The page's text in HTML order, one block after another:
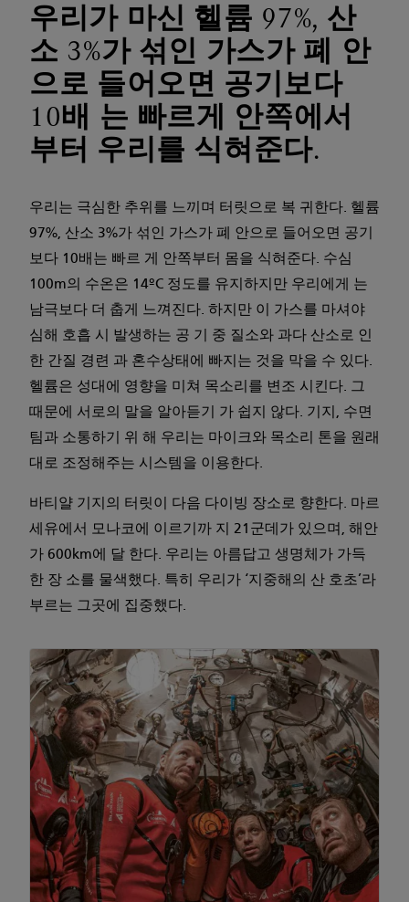
우리가 마신 헬륨 97%, 산
소 3%가 섞인 가스가 폐 안
으로 들어오면 공기보다
10배 는 빠르게 안쪽에서
부터 우리를 식혀준다.
우리는 극심한 추위를 느끼며 터릿으로 복 귀한다. 헬륨
97%, 산소 3%가 섞인 가스가 폐 안으로 들어오면 공기
보다 10배는 빠르 게 안쪽부터 몸을 식혀준다. 수심
100m의 수온은 14ºC 정도를 유지하지만 우리에게 는
남극보다 더 춥게 느껴진다. 하지만 이 가스를 마셔야
심해 호흡 시 발생하는 공 기 중 질소와 과다 산소로 인
한 간질 경련 과 혼수상태에 빠지는 것을 막을 수 있다.
헬륨은 성대에 영향을 미쳐 목소리를 변조 시킨다. 그
때문에 서로의 말을 알아듣기 가 쉽지 않다. 기지, 수면
팀과 소통하기 위 해 우리는 마이크와 목소리 톤을 원래
대로 조정해주는 시스템을 이용한다.
바티얄 기지의 터릿이 다음 다이빙 장소로 향한다. 마르
세유에서 모나코에 이르기까 지 21군데가 있으며, 해안
가 600km에 달 한다. 우리는 아름답고 생명체가 가득
한 장 소를 물색했다. 특히 우리가 ‘지중해의 산 호초’라
부르는 그곳에 집중했다.